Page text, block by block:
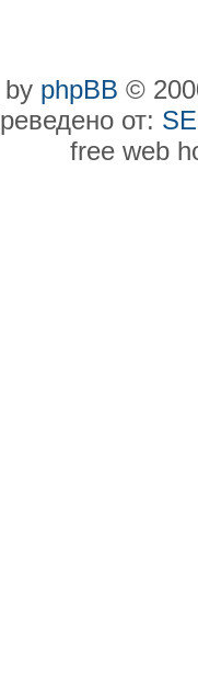
by phpBB ©
от:
free web